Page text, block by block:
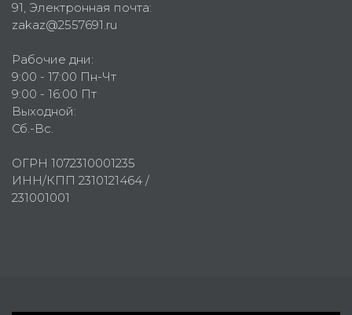
91 , Электронная почта:
zakaz@2557691.ru
Рабочие дни:
9:00 - 17:00 Пн-Чт
9:00 - 16:00 Пт
Выходной:
Сб.-Вс.
ОГРН 1072310001235
ИНН/КПП 2310121464 /
231001001